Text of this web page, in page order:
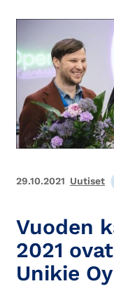
29.10.2021 Uutiset
Vuoden
2021
Unikie Oy